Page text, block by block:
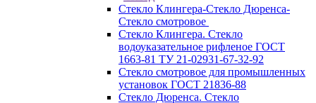
Стекло Клингера-Стекло Дюренса-
Стекло смотровое
Стекло Клингера. Стекло
водоуказательное рифленое ГОСТ
1663-81 ТУ 21-02931-67-32-92
Стекло смотровое для промышленных
установок ГОСТ 21836-88
Стекло Дюренса. Стекло